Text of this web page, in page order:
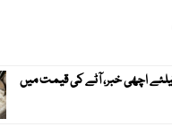
اچھی خبر، آٹے کی قیمت میں